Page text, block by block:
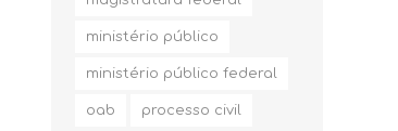
ministério público
ministério público federal
oab processo civil